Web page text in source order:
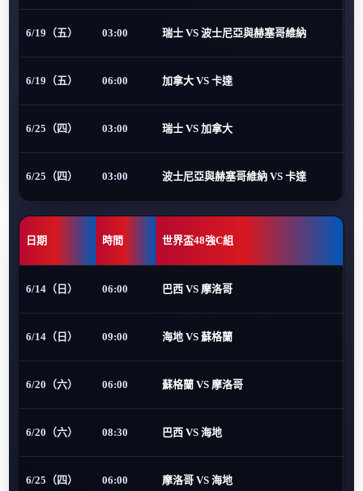
6/19（五） 03:00 瑞士 VS 波士尼亞與赫塞哥維納
6/19（五） 06:00 加拿大 VS 卡達
6/25（四） 03:00 瑞士 VS 加拿大
6/25（四） 03:00 波士尼亞與赫塞哥維納 VS 卡達
日期 時間 世界盃48強C組
6/14（日） 06:00 巴西 VS 摩洛哥
6/14（日） 09:00 海地 VS 蘇格蘭
6/20（六） 06:00 蘇格蘭 VS 摩洛哥
6/20（六） 08:30 巴西 VS 海地
6/25（四） 06:00 摩洛哥 VS 海地